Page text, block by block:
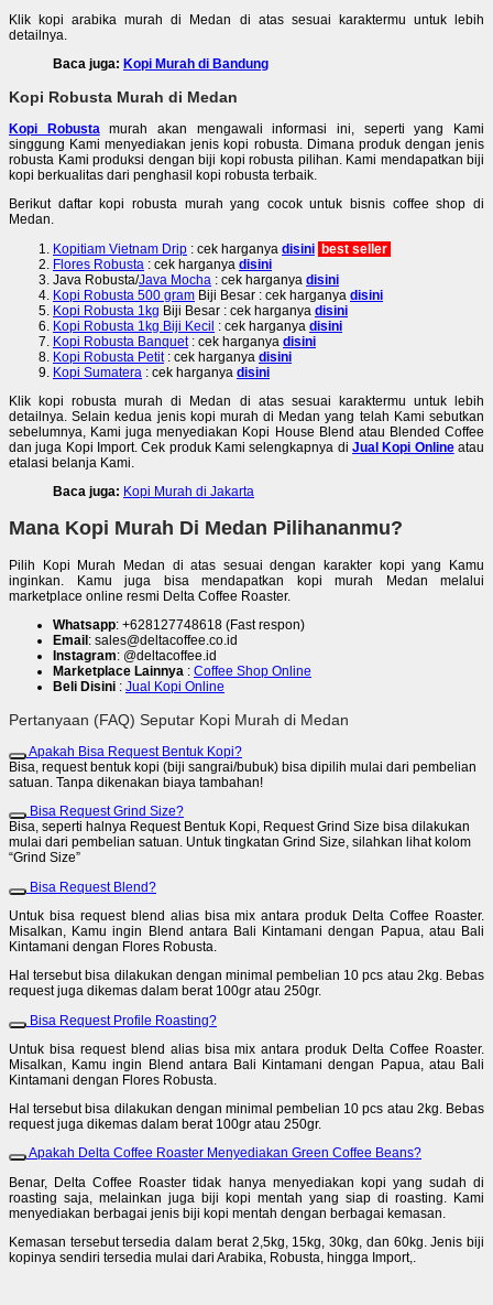
Klik kopi arabika murah di Medan di atas sesuai karaktermu untuk lebih
detailnya.
Baca juga: Kopi Murah di Bandung
Kopi Robusta Murah di Medan
Kopi Robustamurah akan mengawali informasi ini, seperti yang Kami
singgung Kami menyediakan jenis kopi robusta. Dimana produk dengan jenis
robusta Kami produksi dengan biji kopi robusta pilihan. Kami mendapatkan biji
kopi berkualitas dari penghasil kopi robusta terbaik.
Berikut daftar kopi robusta murah yang cocok untuk bisnis coffee shop di
Medan.
Kopitiam Vietnam Drip : cek harganya disini best seller
Flores Robusta : cek harganya disini
Java Robusta/Java Mocha : cek harganya disini
Kopi Robusta 500 gram Biji Besar : cek harganya disini
Kopi Robusta 1kg Biji Besar : cek harganya disini
Kopi Robusta 1kg Biji Kecil : cek harganya disini
Kopi Robusta Banquet: cek harganya disini
Kopi Robusta Petit: cek harganya disini
Kopi Sumatera : cek harganya disini
Klik kopi robusta murah di Medan di atas sesuai karaktermu untuk lebih
detailnya. Selain kedua jenis kopi murah di Medan yang telah Kami sebutkan
sebelumnya, Kami juga menyediakan Kopi House Blend atau Blended Coffee
dan juga Kopi Import. Cek produk Kami selengkapnya di Jual Kopi Onlineatau
etalasi belanja Kami.
Baca juga: Kopi Murah di Jakarta
Mana Kopi Murah Di Medan Pilihananmu?
Pilih Kopi Murah Medan di atas sesuai dengan karakter kopi yang Kamu
inginkan. Kamu juga bisa mendapatkan kopi murah Medan melalui
marketplace online resmi Delta Coffee Roaster.
Whatsapp: +628127748618 (Fast respon)
Email : sales@deltacoffee.co.id
Instagram: @deltacoffee.id
Marketplace Lainnya : Coffee Shop Online
Beli Disini : Jual Kopi Online
Pertanyaan (FAQ) Seputar Kopi Murah di Medan
Apakah Bisa Request Bentuk Kopi?
Bisa, request bentuk kopi (biji sangrai/bubuk) bisa dipilih mulai dari pembelian
satuan. Tanpa dikenakan biaya tambahan!
Bisa Request Grind Size?
Bisa, seperti halnya Request Bentuk Kopi, Request Grind Size bisa dilakukan
mulai dari pembelian satuan. Untuk tingkatan Grind Size, silahkan lihat kolom
“Grind Size”
Bisa Request Blend?
Untuk bisa request blend alias bisa mix antara produk Delta Coffee Roaster.
Misalkan, Kamu ingin Blend antara Bali Kintamani dengan Papua, atau Bali
Kintamani dengan Flores Robusta.
Hal tersebut bisa dilakukan dengan minimal pembelian 10 pcs atau 2kg. Bebas
request juga dikemas dalam berat 100gr atau 250gr.
Bisa Request Profile Roasting?
Untuk bisa request blend alias bisa mix antara produk Delta Coffee Roaster.
Misalkan, Kamu ingin Blend antara Bali Kintamani dengan Papua, atau Bali
Kintamani dengan Flores Robusta.
Hal tersebut bisa dilakukan dengan minimal pembelian 10 pcs atau 2kg. Bebas
request juga dikemas dalam berat 100gr atau 250gr.
Apakah Delta Coffee Roaster Menyediakan Green Coffee Beans?
Benar, Delta Coffee Roaster tidak hanya menyediakan kopi yang sudah di
roasting saja, melainkan juga biji kopi mentah yang siap di roasting. Kami
menyediakan berbagai jenis biji kopi mentah dengan berbagai kemasan.
Kemasan tersebut tersedia dalam berat 2,5kg, 15kg, 30kg, dan 60kg. Jenis biji
kopinya sendiri tersedia mulai dari Arabika, Robusta, hingga Import,.